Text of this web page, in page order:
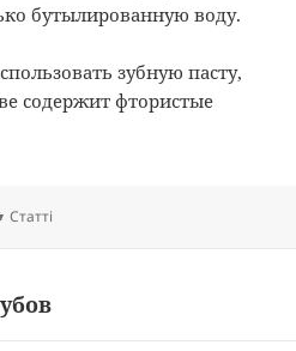
бутылированную воду.
зубную пасту,
содержит фтористые
Категорії
Статті